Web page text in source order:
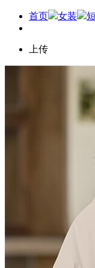
首页 女装
上传